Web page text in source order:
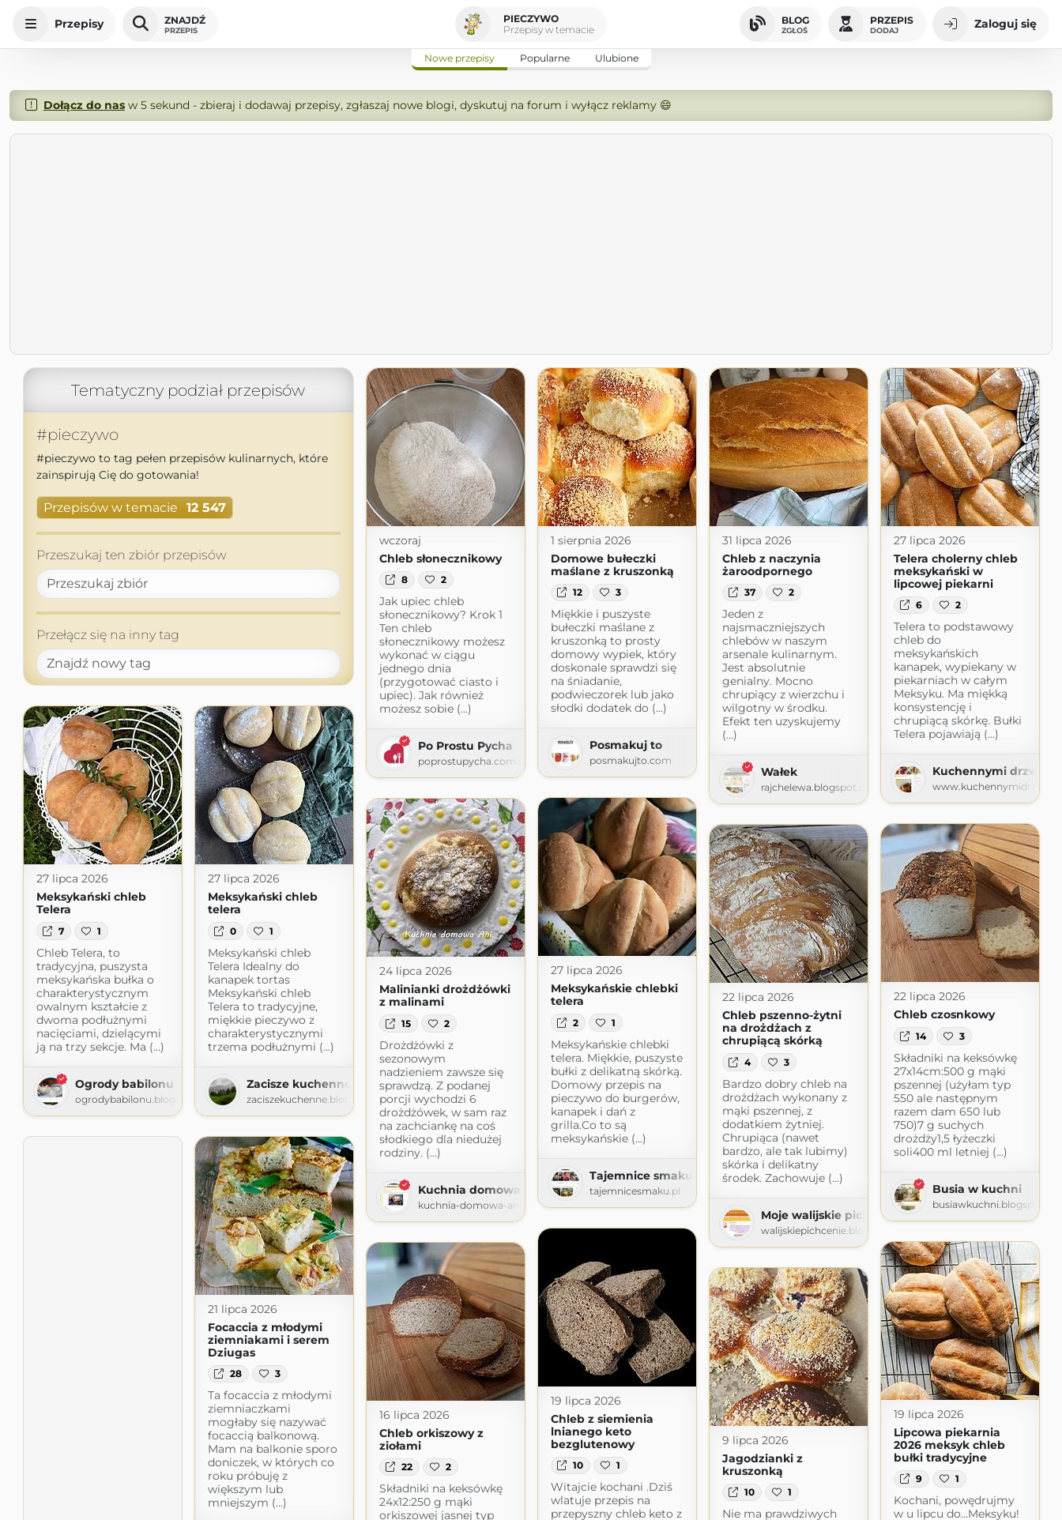
Przepisy ZNAJDŹ
PRZEPIS
PIECZYWO
Przepisy w temacie
BLOG
ZGŁOŚ
PRZEPIS
DODAJ Zaloguj się
Nowe przepisy Popularne Ulubione
Dołącz do nasw 5 sekund - zbieraj i dodawaj przepisy, zgłaszaj nowe blogi, dyskutuj na forum i wyłącz reklamy 😄
Tematyczny podział przepisów
#pieczywo
#pieczywo to tag pełen przepisów kulinarnych, które
zainspirują Cię do gotowania!
Przepisów w temacie 12 547
Przeszukaj ten zbiór przepisów
Przełącz się na inny tag
wczoraj
Chleb słonecznikowy
8 2
Jak upiec chleb
słonecznikowy? Krok 1
Ten chleb
słonecznikowy możesz
wykonać w ciągu
jednego dnia
(przygotować ciasto i
upiec). Jak również
możesz sobie (...)
Po Prostu Pycha
poprostupycha.com.pl
1 sierpnia 2026
Domowe bułeczki
maślane z kruszonką
12 3
Miękkie i puszyste
bułeczki maślane z
kruszonką to prosty
domowy wypiek, który
doskonale sprawdzi się
na śniadanie,
podwieczorek lub jako
słodki dodatek do (...)
Posmakuj to
posmakujto.com
31 lipca 2026
Chleb z naczynia
żaroodpornego
37 2
Jeden z
najsmaczniejszych
chlebów w naszym
arsenale kulinarnym.
Jest absolutnie
genialny. Mocno
chrupiący z wierzchu i
wilgotny w środku.
Efekt ten uzyskujemy
(...)
Wałek
rajchelewa.blogspot.com
27 lipca 2026
Telera cholerny chleb
meksykański w
lipcowej piekarni
6 2
Telera to podstawowy
chleb do
meksykańskich
kanapek, wypiekany w
piekarniach w całym
Meksyku. Ma miękką
konsystencję i
chrupiącą skórkę. Bułki
Telera pojawiają (...)
Kuchennymi
27 lipca 2026
Meksykański chleb
Telera
7 1
Chleb Telera, to
tradycyjna, puszysta
meksykańska bułka o
charakterystycznym
owalnym kształcie z
dwoma podłużnymi
nacięciami, dzielącymi
ją na trzy sekcje. Ma (...)
Ogrody babilonu
ogrodybabilonu.blogspot.com
27 lipca 2026
Meksykański chleb
telera
0 1
Meksykański chleb
Telera Idealny do
kanapek tortas
Meksykański chleb
Telera to tradycyjne,
miękkie pieczywo z
charakterystycznymi
trzema podłużnymi (...)
Zacisze kuchenne
zaciszekuchenne.blogspot.com
27 lipca 2026
Meksykańskie chlebki
telera
2 1
Meksykańskie chlebki
telera. Miękkie, puszyste
bułki z delikatną skórką.
Domowy przepis na
pieczywo do burgerów,
kanapek i dań z
grilla.Co to są
meksykańskie (...)
Tajemnice smaku
tajemnicesmaku.pl
24 lipca 2026
Malinianki drożdżówki
z malinami
15 2
Drożdżówki z
sezonowym
nadzieniem zawsze się
sprawdzą. Z podanej
porcji wychodzi 6
drożdżówek, w sam raz
na zachciankę na coś
słodkiego dla niedużej
rodziny. (...)
Kuchnia domowa Ani
kuchnia-domowa-ani.blogspot.com
22 lipca 2026
Chleb czosnkowy
14 3
Składniki na keksówkę
27x14cm:500 g mąki
pszennej (użyłam typ
550 ale następnym
razem dam 650 lub
750)7 g suchych
drożdży1,5 łyżeczki
soli400 ml letniej (...)
Busia w kuchni
22 lipca 2026
Chleb pszenno-żytni
na drożdżach z
chrupiącą skórką
4 3
Bardzo dobry chleb na
drożdżach wykonany z
mąki pszennej, z
dodatkiem żytniej.
Chrupiąca (nawet
bardzo, ale tak lubimy)
skórka i delikatny
środek. Zachowuje (...)
Moje walijskie pichcenie
walijskiepichcenie.blogspot.com
21 lipca 2026
Focaccia z młodymi
ziemniakami i serem
Dziugas
28 3
Ta focaccia z młodymi
ziemniaczkami
mogłaby się nazywać
focaccią balkonową.
Mam na balkonie sporo
doniczek, w których co
roku próbuję z
większym lub
mniejszym (...)
19 lipca 2026
Chleb z siemienia
lnianego keto
bezglutenowy
10 1
Witajcie kochani .Dziś
wlatuje przepis na
przepyszny chleb keto z
19 lipca 2026
Lipcowa piekarnia
2026 meksyk chleb
bułki tradycyjne
9 1
Kochani, powędrujmy
w u lipcu do…Meksyku!
16 lipca 2026
Chleb orkiszowy z
ziołami
22 2
Składniki na keksówkę
24x12:250 g mąki
orkiszowej jasnej typ
9 lipca 2026
Jagodzianki z
kruszonką
10 1
Nie ma prawdziwych